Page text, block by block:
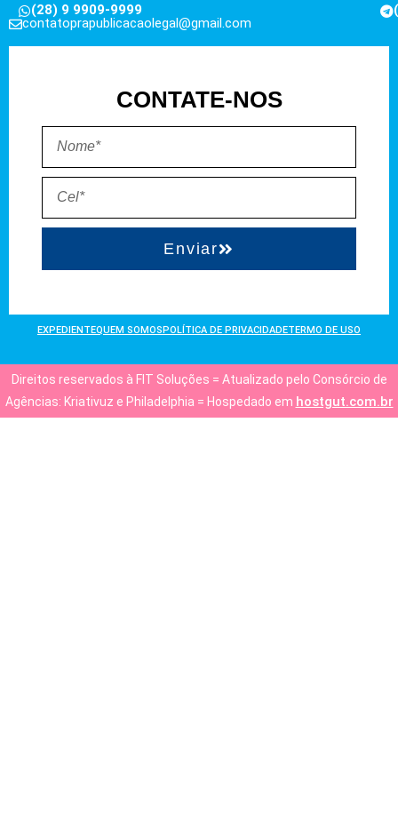
(28) 9 9909-9999
contatoprapublicacaolegal@gmail.com
CONTATE-NOS
Enviar
EXPEDIENTEQUEM SOMOSPOLÍTICA DE PRIVACIDADETERMO DE USO
Direitos reservados à FIT Soluções = Atualizado pelo Consórcio de
Agências: Kriativuz e Philadelphia = Hospedado em hostgut.com.br